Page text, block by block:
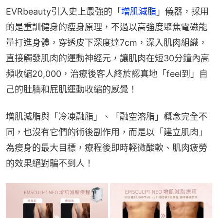
EVRbeauty引入史上最強的「 增肌減脂 」儀器，採用
的是重訓健身的瘦身原理，不過以高強度聚焦電磁能
量打進身體，穿透皮下深度達7cm，深入肌肉組織，
直接觸發肌肉的運動神經元，讓肌肉在短30分鐘內高
頻收縮20,000，治療後客人終於認真地「feel到」自
己的肚腩和屁肌運動收縮的感覺！
增肌減脂與「冷凍融脂」、「融空溶脂」概念完全不
同，也沒有它們的術後副作用，而是以「建立肌肉」
為瘦身的最大目標，療程後即時輕微酸軟、肌肉疲勞
的效果絕對騙不到人！